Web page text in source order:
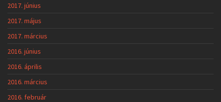
2017. június
2017. május
2017. március
2016. június
2016. április
2016. március
2016. február